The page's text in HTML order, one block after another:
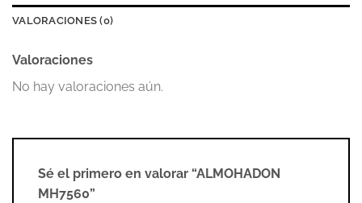
VALORACIONES (0)
Valoraciones
No hay valoraciones aún.
Sé el primero en valorar “ALMOHADON
MH7560”